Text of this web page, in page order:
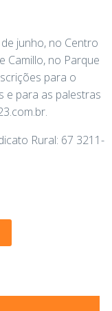
junho, no Centro
Camillo, no Parque
para o
e para as palestras
Rural: 67 3211-